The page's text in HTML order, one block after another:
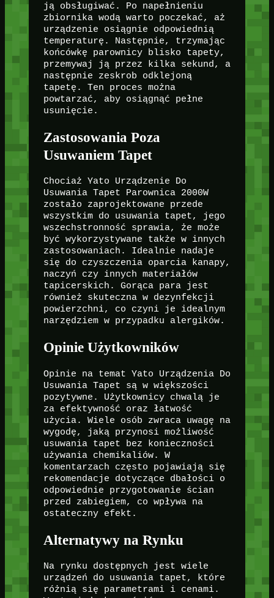
ją obsługiwać. Po napełnieniu
zbiornika wodą warto poczekać, aż
urządzenie osiągnie odpowiednią
temperaturę. Następnie, trzymając
końcówkę parownicy blisko tapety,
przemywaj ją przez kilka sekund, a
następnie zeskrob odklejoną
tapetę. Ten proces można
powtarzać, aby osiągnąć pełne
usunięcie.
Zastosowania Poza
Usuwaniem Tapet
Chociaż Yato Urządzenie Do
Usuwania Tapet Parownica 2000W
zostało zaprojektowane przede
wszystkim do usuwania tapet, jego
wszechstronność sprawia, że może
być wykorzystywane także w innych
zastosowaniach. Idealnie nadaje
się do czyszczenia oparcia kanapy,
naczyń czy innych materiałów
tapicerskich. Gorąca para jest
również skuteczna w dezynfekcji
powierzchni, co czyni je idealnym
narzędziem w przypadku alergików.
Opinie Użytkowników
Opinie na temat Yato Urządzenia Do
Usuwania Tapet są w większości
pozytywne. Użytkownicy chwalą je
za efektywność oraz łatwość
użycia. Wiele osób zwraca uwagę na
wygodę, jaką przynosi możliwość
usuwania tapet bez konieczności
używania chemikaliów. W
komentarzach często pojawiają się
rekomendacje dotyczące dbałości o
odpowiednie przygotowanie ścian
przed zabiegiem, co wpływa na
ostateczny efekt.
Alternatywy na Rynku
Na rynku dostępnych jest wiele
urządzeń do usuwania tapet, które
różnią się parametrami i cenami.